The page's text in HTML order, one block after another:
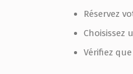
Réservez
Choisissez
Vérifiez